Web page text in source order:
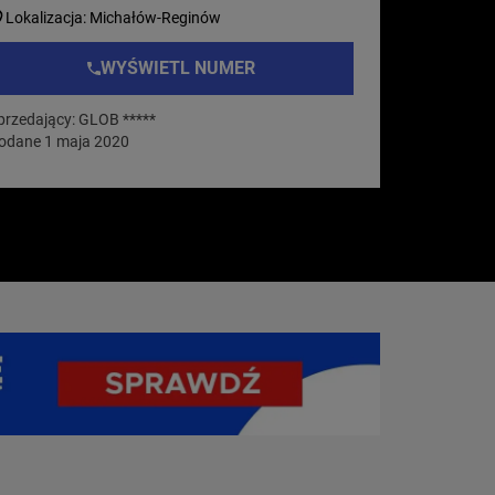
Lokalizacja: Michałów-Reginów
WYŚWIETL NUMER
GLOB *****
1 maja 2020